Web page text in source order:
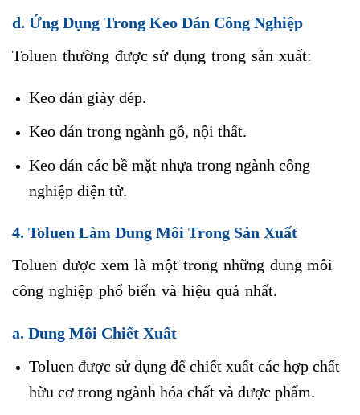
d. Ứng Dụng Trong Keo Dán Công Nghiệp
Toluen thường được sử dụng trong sản xuất:
Keo dán giày dép.
Keo dán trong ngành gỗ, nội thất.
Keo dán các bề mặt nhựa trong ngành công
nghiệp điện tử.
4. Toluen Làm Dung Môi Trong Sản Xuất
Toluen được xem là một trong những dung môi
công nghiệp phổ biến và hiệu quả nhất.
a. Dung Môi Chiết Xuất
Toluen được sử dụng để chiết xuất các hợp chất
hữu cơ trong ngành hóa chất và dược phẩm.